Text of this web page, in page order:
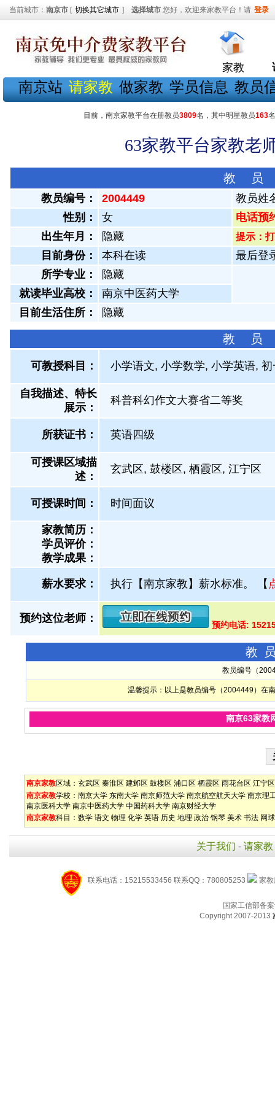
当前城市： 南京市 [ 切换其它城市 ] 选择城市 您好，欢迎来家教平台！请 登录
家教
南京站 请家教 做家教 学员信息 教员
目前，南京家教平台在册教员3809名，其中明星教员163
63家教平台家教老
教 员
教员编号： 2004449
教员姓
性别：
女
电话预
出生年月：
隐藏 提示：
目前身份： 本科在读
最后登
所学专业：
隐藏
就读毕业高校：
南京中医药大学
目前生活住所：
隐藏
教 员
可教授科目： 小学语文, 小学数学, 小学英语,
自我描述、特长
展示 ：
科普科幻作文大赛省二等奖
所获证书 ： 英语四级
可授课区域描
述：
玄武区, 鼓楼区, 栖霞区, 江宁区
可授课时间： 时间面议
家教简历：
学员评价：
教学成果：
薪水要求： 执行【南京家教】薪水标准。 【
预约这位老师：
预约电话:
教
教员编号（
温馨提示：以上是教员编号（2004449）在
南京63家教
南京家教区域： 玄武区 秦淮区 建邺区 鼓楼区 浦口区 栖霞区 雨花台区 江宁区
南京家教学校： 南京大学 东南大学 南京师范大学 南京航空航天大学 南京理
南京医科大学 南京中医药大学 中国药科大学 南京财经大学
南京家教科目： 数学 语文 物理 化学 英语 历史 地理 政治 钢琴 美术 书法 网球
关于我们 - 请家教
联系电话：15215533456 联系QQ：780805253 家
国家工信部备
Copyright 2007-2013